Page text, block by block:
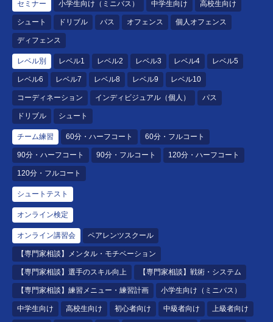
セミナー 小学生向け（ミニバス） 中学生向け 高校生向け
シュート ドリブル パス オフェンス 個人オフェンス
ディフェンス
レベル別 レベル1 レベル2 レベル3 レベル4 レベル5
レベル6 レベル7 レベル8 レベル9 レベル10
コーディネーション インディビジュアル（個人） パス
ドリブル シュート
チーム練習 60分・ハーフコート 60分・フルコート
90分・ハーフコート 90分・フルコート 120分・ハーフコート
120分・フルコート
シュートテスト
オンライン検定
オンライン講習会 ペアレンツスクール
【専門家相談】メンタル・モチベーション
【専門家相談】選手のスキル向上 【専門家相談】戦術・システム
【専門家相談】練習メニュー・練習計画 小学生向け（ミニバス）
中学生向け 高校生向け 初心者向け 中級者向け 上級者向け